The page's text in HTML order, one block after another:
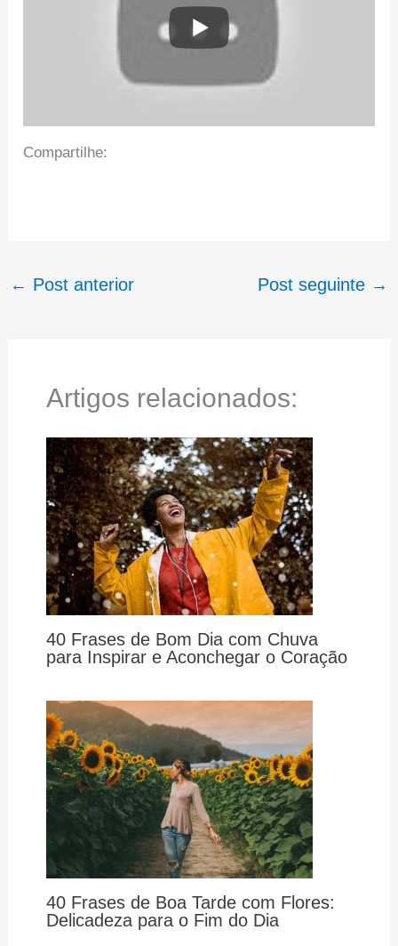
Compartilhe:
← Post anterior Post seguinte →
Artigos relacionados:
40 Frases de Bom Dia com Chuva
para Inspirar e Aconchegar o Coração
40 Frases de Boa Tarde com Flores:
Delicadeza para o Fim do Dia